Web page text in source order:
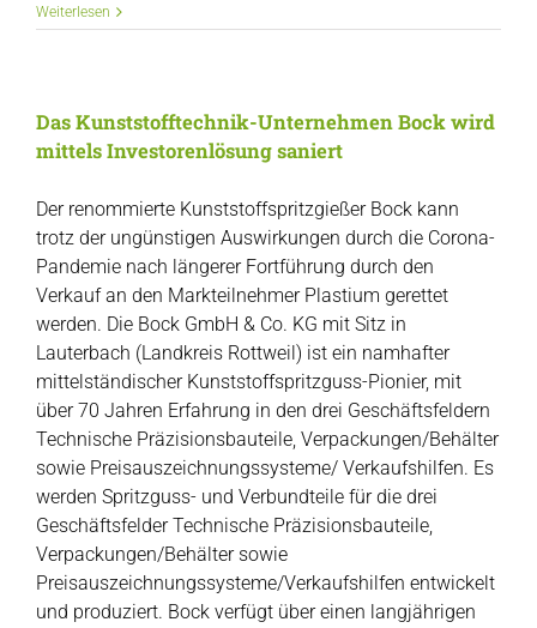
Weiterlesen
Das Kunststofftechnik-Unternehmen Bock wird
mittels Investorenlösung saniert
Der renommierte Kunststoffspritzgießer Bock kann
trotz der ungünstigen Auswirkungen durch die Corona-
Pandemie nach längerer Fortführung durch den
Verkauf an den Markteilnehmer Plastium gerettet
werden. Die Bock GmbH & Co. KG mit Sitz in
Lauterbach (Landkreis Rottweil) ist ein namhafter
mittelständischer Kunststoffspritzguss-Pionier, mit
über 70 Jahren Erfahrung in den drei Geschäftsfeldern
Technische Präzisionsbauteile, Verpackungen/Behälter
sowie Preisauszeichnungssysteme/ Verkaufshilfen. Es
werden Spritzguss- und Verbundteile für die drei
Geschäftsfelder Technische Präzisionsbauteile,
Verpackungen/Behälter sowie
Preisauszeichnungssysteme/Verkaufshilfen entwickelt
und produziert. Bock verfügt über einen langjährigen